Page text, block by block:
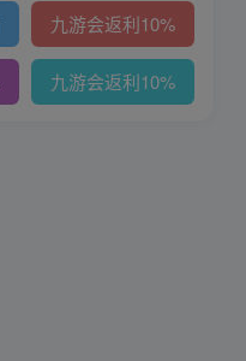
九游会返利10%
九游会返利10%